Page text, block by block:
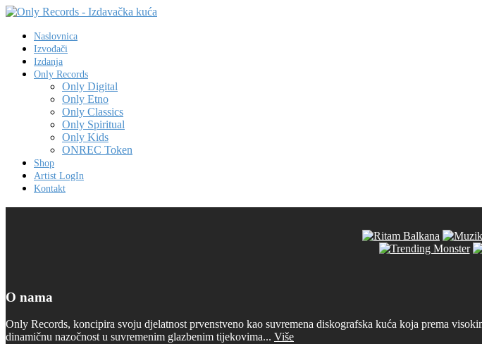
Naslovnica
Izvođači
Izdanja
Only Records
Only Digital
Only Etno
Only Classics
Only Spiritual
Only Kids
ONREC Token
Shop
Artist LogIn
Kontakt
O nama
Only Records, koncipira svoju djelatnost prvenstveno kao suvremena diskografska kuća koja prema
dinamičnu nazočnost u suvremenim glazbenim tijekovima... Više